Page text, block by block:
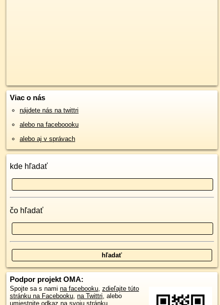
Viac o nás
nájdete nás na twittri
alebo na faceboooku
alebo aj v správach
kde hľadať
čo hľadať
Podpor projekt OMA:
Spojte sa s nami na facebooku, zdieľajte túto
stránku na Facebooku, na Twittri, alebo
umiestnite odkaz na svoju stránku.